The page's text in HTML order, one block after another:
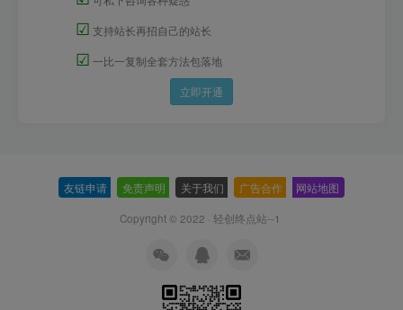
☑ 支持站长再招自己的站长
☑ 一比一复制全套方法包落地
立即开通
友链申请 免责声明 关于我们 广告合作 网站地图
Copyright © 2022 · 轻创终点站--1